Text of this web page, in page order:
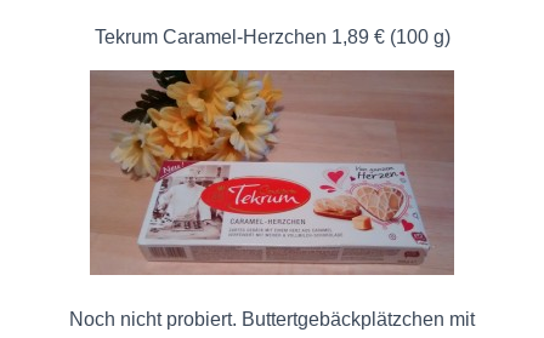
Tekrum Caramel-Herzchen 1,89 € (100 g)
Noch nicht probiert. Buttertgebäckplätzchen mit